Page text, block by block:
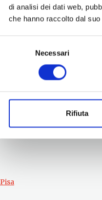
di analisi dei dati web,
che hanno raccolto dal
Necessari
Rifiuta
su cosa fare e cosa
di Pisa?
newsletter! Subito una
Newsletter!